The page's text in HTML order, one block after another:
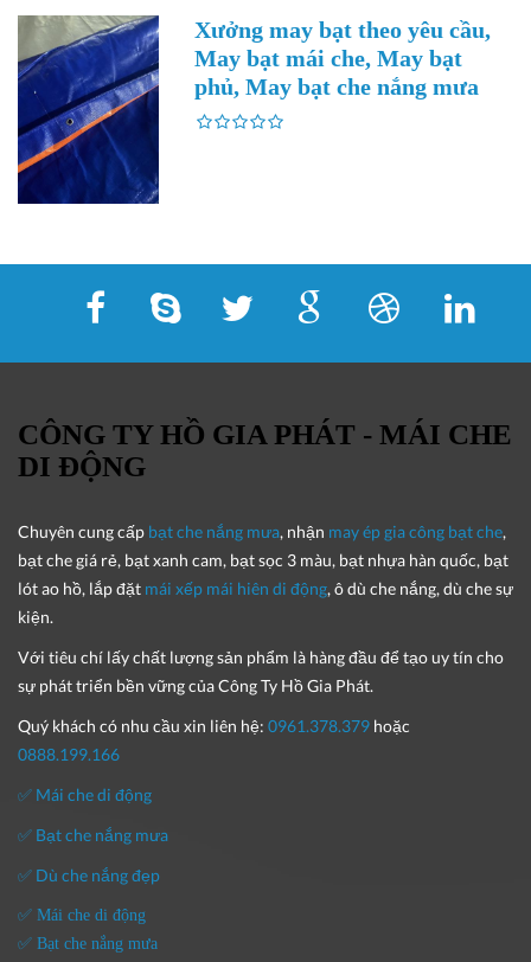
Xưởng may bạt theo yêu cầu,
May bạt mái che, May bạt
phủ, May bạt che nắng mưa
CÔNG TY HỒ GIA PHÁT - MÁI CHE
DI ĐỘNG
Chuyên cung cấp bạt che nắng mưa, nhận may ép gia công bạt che,
bạt che giá rẻ, bạt xanh cam, bạt sọc 3 màu, bạt nhựa hàn quốc, bạt
lót ao hồ, lắp đặt mái xếp mái hiên di động, ô dù che nắng, dù che sự
kiện.
Với tiêu chí lấychất lượng sản phẩm là hàng đầu để tạo uy tín cho
sự phát triển bền vững củaCông Ty Hồ Gia Phát.
Quý khách có nhu cầu xin liên hệ: 0961.378.379 hoặc
0888.199.166
✅ Mái che di động
✅ Bạt che nắng mưa
✅ Dù che nắng đẹp
✅ Mái che di động
✅ Bạt che nắng mưa